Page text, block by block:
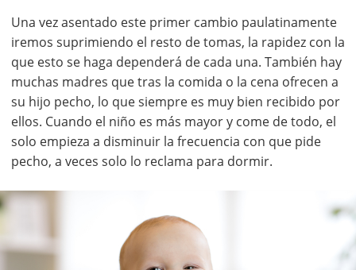
Una vez asentado este primer cambio paulatinamente
iremos suprimiendo el resto de tomas, la rapidez con la
que esto se haga dependerá de cada una. También hay
muchas madres que tras la comida o la cena ofrecen a
su hijo pecho, lo que siempre es muy bien recibido por
ellos. Cuando el niño es más mayor y come de todo, el
solo empieza a disminuir la frecuencia con que pide
pecho, a veces solo lo reclama para dormir.